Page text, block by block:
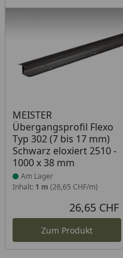
MEISTER
Übergangsprofil Flexo
Typ 302 (7 bis 17 mm)
Schwarz eloxiert 2510 -
1000 x 38 mm
Produkt am Lager
Am Lager
Inhalt: 1 m (26,65 CHF/m)
26,65 CHF
Zum Produkt